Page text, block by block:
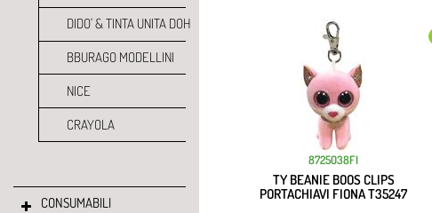
DIDO' & TINTA UNITA DOH
BBURAGO MODELLINI
NICE
CRAYOLA
CONSUMABILI
8725038FI
TY BEANIE BOOS CLIPS
PORTACHIAVI FIONA T35247